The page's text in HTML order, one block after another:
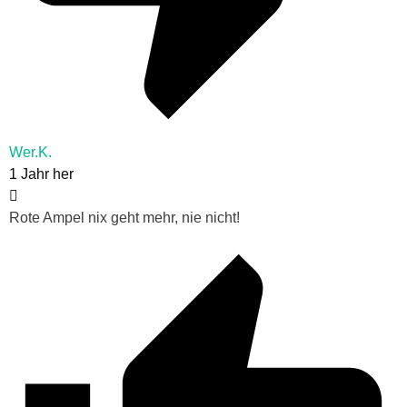
Wer.K.
1 Jahr her
Rote Ampel nix geht mehr, nie nicht!